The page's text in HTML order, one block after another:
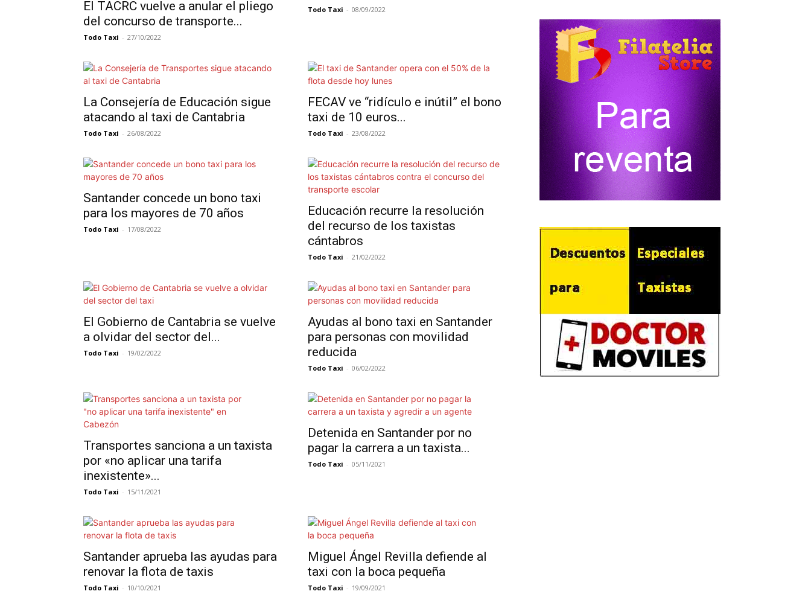
El TACRC vuelve a anular el pliego
del concurso de transporte...
Todo Taxi - 27/10/2022
Todo Taxi - 08/09/2022
La Consejería de Educación sigue
atacando al taxi de Cantabria
Todo Taxi - 26/08/2022
FECAV ve “ridículo e inútil” el bono
taxi de 10 euros...
Todo Taxi - 23/08/2022
Santander concede un bono taxi
para los mayores de 70 años
Todo Taxi - 17/08/2022
Educación recurre la resolución
del recurso de los taxistas
cántabros
Todo Taxi - 21/02/2022
El Gobierno de Cantabria se vuelve
a olvidar del sector del...
Todo Taxi - 19/02/2022
Ayudas al bono taxi en Santander
para personas con movilidad
reducida
Todo Taxi - 06/02/2022
Transportes sanciona a un taxista
por «no aplicar una tarifa
inexistente»...
Todo Taxi - 15/11/2021
Detenida en Santander por no
pagar la carrera a un taxista...
Todo Taxi - 05/11/2021
Santander aprueba las ayudas para
renovar la flota de taxis
Todo Taxi - 10/10/2021
Miguel Ángel Revilla defiende al
taxi con la boca pequeña
Todo Taxi - 19/09/2021